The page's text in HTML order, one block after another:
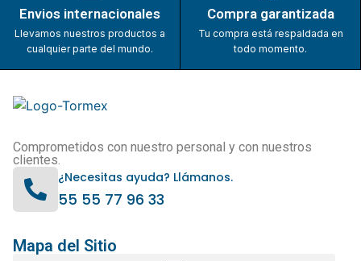
Envios internacionales
Llevamos nuestros productos a
cualquier parte del mundo.
Compra garantizada
Tu compra está respaldada en
todo momento.
Comprometidos con nuestro personal y con nuestros
clientes.
¿Necesitas ayuda? Llámanos.
55 55 77 96 33
Mapa del Sitio